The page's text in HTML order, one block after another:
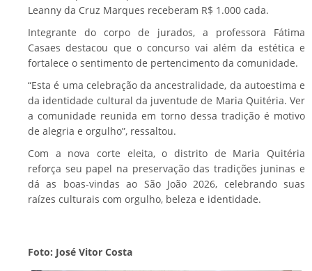
Leanny da Cruz Marques receberam R$ 1.000 cada.
Integrante do corpo de jurados, a professora Fátima
Casaes destacou que o concurso vai além da estética e
fortalece o sentimento de pertencimento da comunidade.
“Esta é uma celebração da ancestralidade, da autoestima e
da identidade cultural da juventude de Maria Quitéria. Ver
a comunidade reunida em torno dessa tradição é motivo
de alegria e orgulho”, ressaltou.
Com a nova corte eleita, o distrito de Maria Quitéria
reforça seu papel na preservação das tradições juninas e
dá as boas-vindas ao São João 2026, celebrando suas
raízes culturais com orgulho, beleza e identidade.
Foto: José Vitor Costa